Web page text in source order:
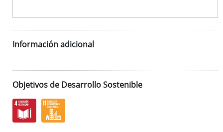
Información adicional
Objetivos de Desarrollo Sostenible